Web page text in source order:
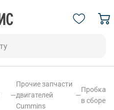
—
Прочие запчасти
двигателей
Cummins
—
Пробка
в сборе